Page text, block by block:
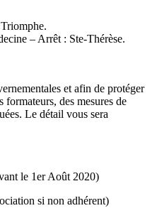
– Arrêt : Ste-Thérèse.
et afin de protéger
formateurs, des mesures de
Le détail vous sera
le 1er Août 2020)
si non adhérent)